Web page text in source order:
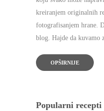
kreiranjem originalnih
fotografisanjem hrane.
blog. Hajde da kuvamo
OPŠIRNIJE
Popularni recepti